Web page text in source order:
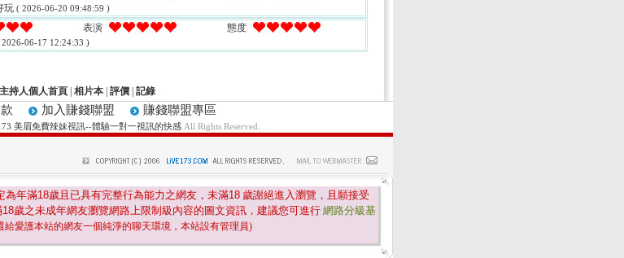
玩 ( 2026-06-20 09:48:59 )
表演 態度
2026-06-17 12:24:33 )
主持人個人首頁 相片本 評價 記錄
加入賺錢聯盟 賺錢聯盟專區
美眉免費辣妹視訊--體驗一對一視訊的快感All Rights Reserved.
為年滿18歲且已具有完整行為能力之網友，未滿18 歲謝絕進入瀏覽，且願接受
18歲之未成年網友瀏覽網路上限制級內容的圖文資訊，建議您可進行 網路分級基
給愛護本站的網友一個純淨的聊天環境，本站設有管理員)